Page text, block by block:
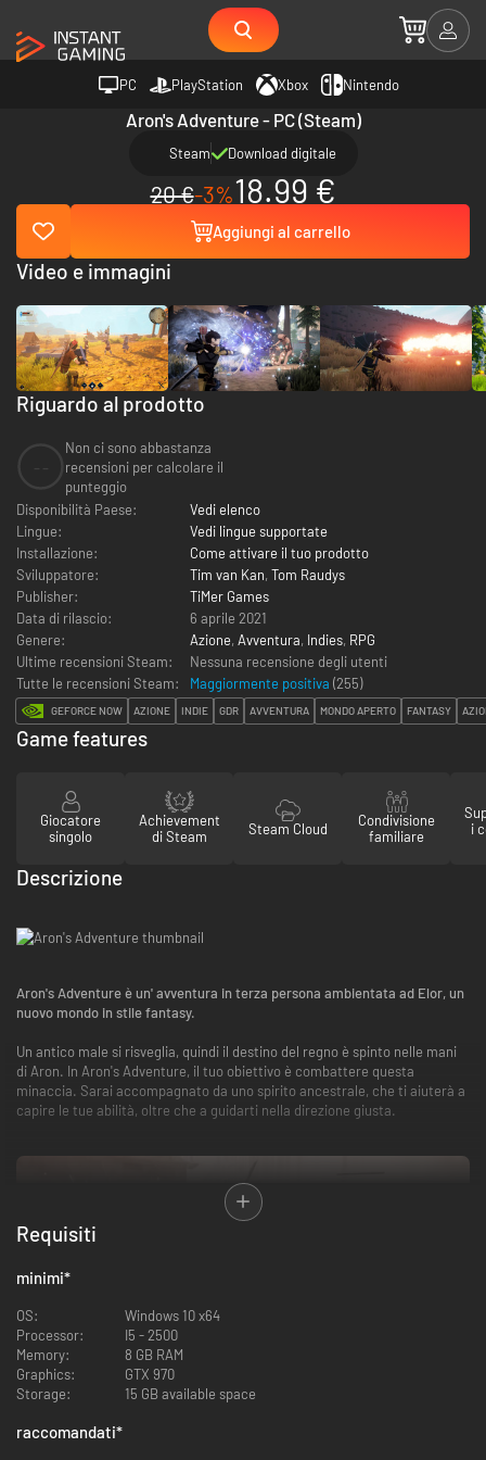
PC PlayStation Xbox Nintendo
Aron's Adventure - PC (Steam)
Steam Download digitale
20 €-3%18.99 €
Aggiungi al carrello
Riguardo al prodotto
Non ci sono abbastanza
recensioni per calcolare il
punteggio
Disponibilità Paese:
Vedi elenco
Lingue:
Vedi lingue supportate
Installazione:
Come attivare il tuo prodotto
Sviluppatore:
Tim van Kan, Tom Raudys
Publisher:
TiMer Games
Data di rilascio:
6 aprile 2021
Genere:
Azione, Avventura, Indies, RPG
Ultime recensioni Steam:
Nessuna recensione degli utenti
Tutte le recensioni Steam:
Maggiormente positiva (255)
GEFORCE NOW AZIONE INDIE GDR AVVENTURA MONDO APERTO FANTASY
Video e immagini
Game features
Giocatore
singolo
Achievement
di Steam
Steam Cloud
Condivisione
familiare
i
Descrizione
Aron's Adventure è un' avventura in terza persona ambientata ad Elor, un
nuovo mondo in stile fantasy.
Un antico male si risveglia, quindi il destino del regno è spinto nelle mani
di Aron. In Aron's Adventure, il tuo obiettivo è combattere questa
minaccia. Sarai accompagnato da uno spirito ancestrale, che ti aiuterà a
capire le tue abilità, oltre che a guidarti nella direzione giusta.
Ingaggia il nemico dalla distanza con un arco, oppure combattilo faccia a
faccia! In Aron's Adventure, decidi tu come affrontare il nemico!
Requisiti
minimi*
OS:
Windows 10 x64
Processor:
I5 - 2500
Memory:
8 GB RAM
Graphics:
GTX 970
Storage:
15 GB available space
raccomandati*